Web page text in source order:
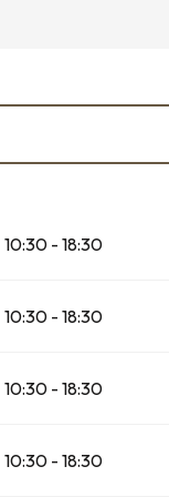
30 juni 2026
10:30 - 18:30
10:30 - 18:30
10:30 - 18:30
10:30 - 18:30